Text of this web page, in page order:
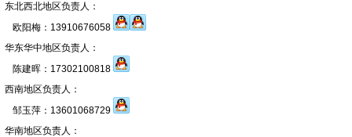
东北西北地区负责人：
欧阳梅：13910676058
华东华中地区负责人：
陈建晖：17302100818
西南地区负责人：
邹玉萍：13601068729
华南地区负责人：